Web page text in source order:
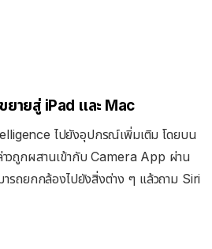
ายสู่ iPad และ Mac
ไปยังอุปกรณ์เพิ่มเติมโดยบน
วถูกผสานเข้ากับ Camera App ผ่าน
ารถยกกล้องไปยังสิ่งต่าง ๆ แล้วถาม Siri